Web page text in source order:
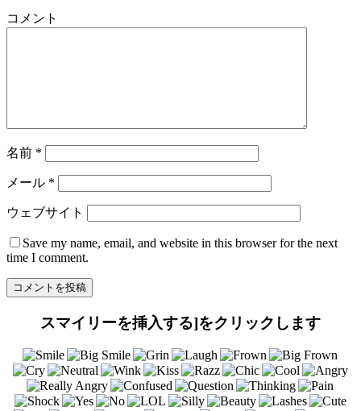
コメント
名前 *
メール *
ウェブサイト
Save my name, email, and website in this browser for the next
time I comment.
スマイリーを挿入する]をクリックします